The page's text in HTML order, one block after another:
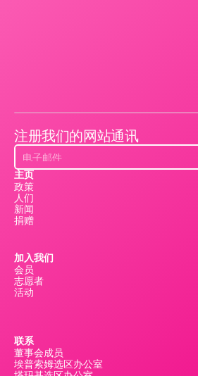
注册我们的网站通讯
主页
政策
人们
新闻
捐赠
加入我们
会员
志愿者
活动
联系
董事会成员
埃普索姆选区办公室